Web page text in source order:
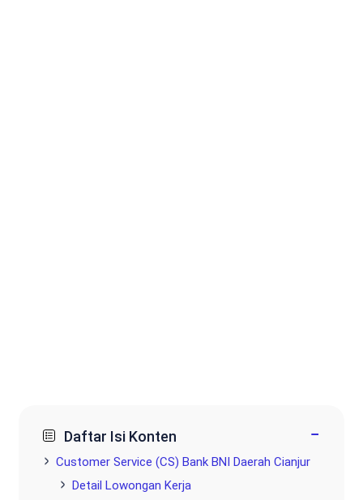
Daftar Isi Konten −
Customer Service (CS) Bank BNI Daerah Cianjur
Detail Lowongan Kerja